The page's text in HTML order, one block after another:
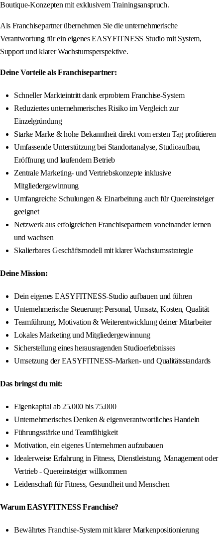
Boutique-Konzepten mit exklusivem Trainingsanspruch.
Als Franchisepartner übernehmen Sie die unternehmerische
Verantwortung für ein eigenes EASYFITNESS Studio mit System,
Support und klarer Wachstumsperspektive.
Deine Vorteile als Franchisepartner:
Schneller Markteintritt dank erprobtem Franchise-System
Reduziertes unternehmerisches Risiko im Vergleich zur
Einzelgründung
Starke Marke & hohe Bekanntheit direkt vom ersten Tag profitieren
Umfassende Unterstützung bei Standortanalyse, Studioaufbau,
Eröffnung und laufendem Betrieb
Zentrale Marketing- und Vertriebskonzepte inklusive
Mitgliedergewinnung
Umfangreiche Schulungen & Einarbeitung auch für Quereinsteiger
geeignet
Netzwerk aus erfolgreichen Franchisepartnern voneinander lernen
und wachsen
Skalierbares Geschäftsmodell mit klarer Wachstumsstrategie
Deine Mission:
Dein eigenes EASYFITNESS-Studio aufbauen und führen
Unternehmerische Steuerung: Personal, Umsatz, Kosten, Qualität
Teamführung, Motivation & Weiterentwicklung deiner Mitarbeiter
Lokales Marketing und Mitgliedergewinnung
Sicherstellung eines herausragenden Studioerlebnisses
Umsetzung der EASYFITNESS-Marken- und Qualitätsstandards
Das bringst du mit:
Eigenkapital ab 25.000 bis 75.000
Unternehmerisches Denken & eigenverantwortliches Handeln
Führungsstärke und Teamfähigkeit
Motivation, ein eigenes Unternehmen aufzubauen
Idealerweise Erfahrung in Fitness, Dienstleistung, Management oder
Vertrieb - Quereinsteiger willkommen
Leidenschaft für Fitness, Gesundheit und Menschen
Warum EASYFITNESS Franchise?
Bewährtes Franchise-System mit klarer Markenpositionierung